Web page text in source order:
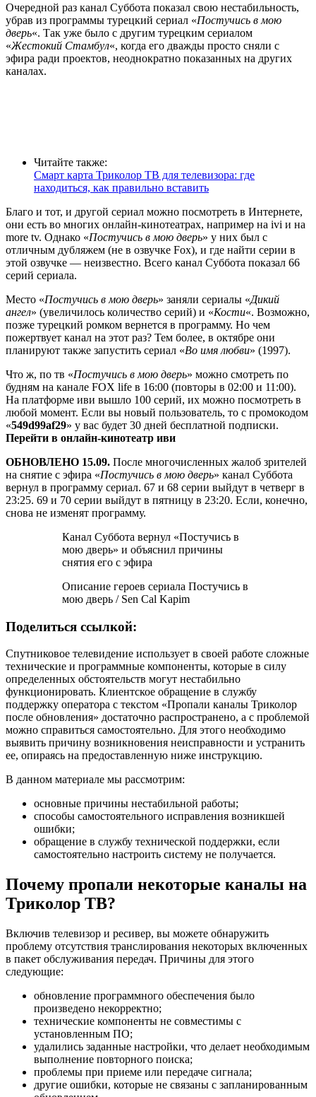
Очередной раз канал Суббота показал свою нестабильность,
убрав из программы турецкий сериал «Постучись в мою
дверь«. Так уже было с другим турецким сериалом
«Жестокий Стамбул«, когда его дважды просто сняли с
эфира ради проектов, неоднократно показанных на других
каналах.
Читайте также:
Смарт карта Триколор ТВ для телевизора: где
находиться, как правильно вставить
Благо и тот, и другой сериал можно посмотреть в Интернете,
они есть во многих онлайн-кинотеатрах, например на ivi и на
more tv. Однако «Постучись в мою дверь» у них был с
отличным дубляжем (не в озвучке Fox), и где найти серии в
этой озвучке — неизвестно. Всего канал Суббота показал 66
серий сериала.
Место «Постучись в мою дверь» заняли сериалы «Дикий
ангел» (увеличилось количество серий) и «Кости«. Возможно,
позже турецкий ромком вернется в программу. Но чем
пожертвует канал на этот раз? Тем более, в октябре они
планируют также запустить сериал «Во имя любви» (1997).
Что ж, по тв «Постучись в мою дверь» можно смотреть по
будням на канале FOX life в 16:00 (повторы в 02:00 и 11:00).
На платформе иви вышло 100 серий, их можно посмотреть в
любой момент. Если вы новый пользователь, то с промокодом
«549d99af29» у вас будет 30 дней бесплатной подписки.
Перейти в онлайн-кинотеатр иви
ОБНОВЛЕНО 15.09. После многочисленных жалоб зрителей
на снятие с эфира «Постучись в мою дверь» канал Суббота
вернул в программу сериал. 67 и 68 серии выйдут в четверг в
23:25. 69 и 70 серии выйдут в пятницу в 23:20. Если, конечно,
снова не изменят программу.
Канал Суббота вернул «Постучись в
мою дверь» и объяснил причины
снятия его с эфира
Описание героев сериала Постучись в
мою дверь / Sen Cal Kapim
Поделиться ссылкой:
Спутниковое телевидение использует в своей работе сложные
технические и программные компоненты, которые в силу
определенных обстоятельств могут нестабильно
функционировать. Клиентское обращение в службу
поддержку оператора с текстом «Пропали каналы Триколор
после обновления» достаточно распространено, а с проблемой
можно справиться самостоятельно. Для этого необходимо
выявить причину возникновения неисправности и устранить
ее, опираясь на предоставленную ниже инструкцию.
В данном материале мы рассмотрим:
основные причины нестабильной работы;
способы самостоятельного исправления возникшей
ошибки;
обращение в службу технической поддержки, если
самостоятельно настроить систему не получается.
Почему пропали некоторые каналы на
Триколор ТВ?
Включив телевизор и ресивер, вы можете обнаружить
проблему отсутствия транслирования некоторых включенных
в пакет обслуживания передач. Причины для этого
следующие:
обновление программного обеспечения было
произведено некорректно;
технические компоненты не совместимы с
установленным ПО;
удалились заданные настройки, что делает необходимым
выполнение повторного поиска;
проблемы при приеме или передаче сигнала;
другие ошибки, которые не связаны с запланированным